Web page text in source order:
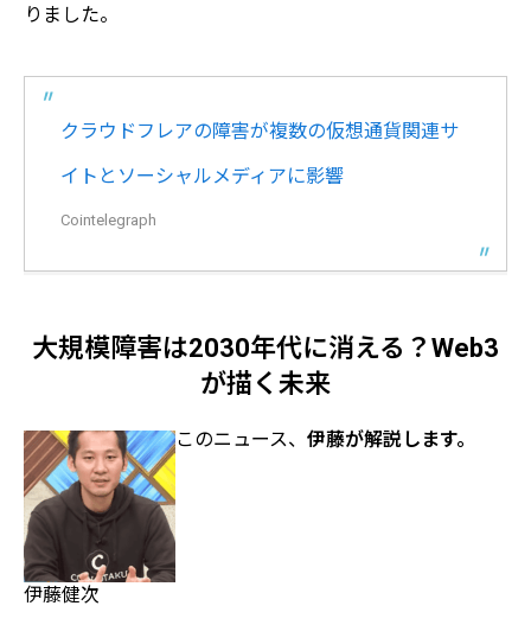
りました。
クラウドフレアの障害が複数の仮想通貨関連サ
イトとソーシャルメディアに影響
Cointelegraph
大規模障害は2030年代に消える？Web3
が描く未来
伊藤健次
このニュース、 伊藤が解説します。